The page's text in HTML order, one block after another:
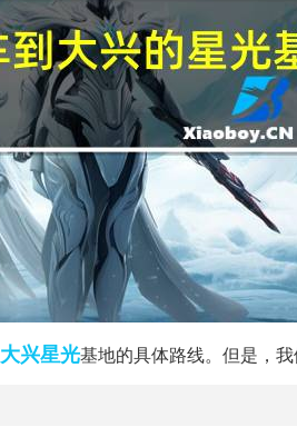
大兴星光基地的具体路线。但是，